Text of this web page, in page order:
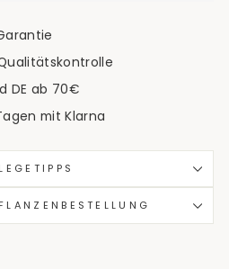
DE ab 70€
mit Klarna